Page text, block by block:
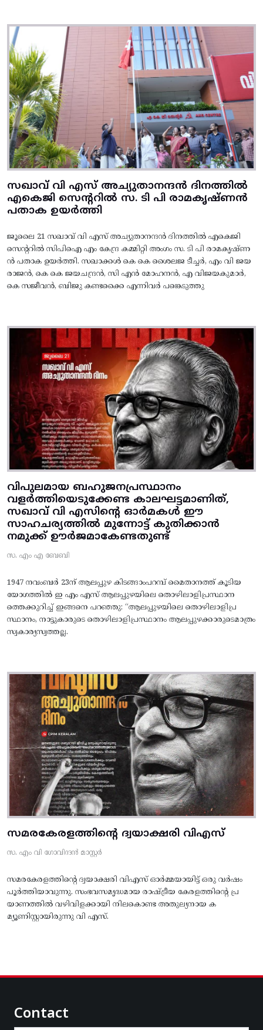
സഖാവ് വി എസ് അച്യുതാനന്ദൻ ദിനത്തിൽ
എകെജി സെന്ററിൽ സ. ടി പി രാമകൃഷ്‌ണൻ
പതാക ഉയർത്തി
ജൂലൈ 21 സഖാവ് വി എസ് അച്യുതാനന്ദൻ ദിനത്തിൽ എകെജി
സെന്ററിൽ സിപിഐ എം കേന്ദ്ര കമ്മിറ്റി അംഗം സ. ടി പി രാമകൃഷ്‌ണ
ൻ പതാക ഉയർത്തി. സഖാക്കൾ കെ കെ ശൈലജ ടീച്ചർ, എം വി ജയ
രാജൻ, കെ കെ ജയചന്ദ്രൻ, സി എൻ മോഹനൻ, എ വിജയകുമാർ,
കെ സജീവൻ, ബിജു കണ്ടക്കൈ എന്നിവർ പങ്കെടുത്തു
വിപുലമായ ബഹുജനപ്രസ്ഥാനം
വളർത്തിയെടുക്കേണ്ട കാലഘട്ടമാണിത്,
സഖാവ് വി എസിന്റെ ഓർമകൾ ഈ
സാഹചര്യത്തിൽ മുന്നോട്ട്‌ കുതിക്കാൻ
നമുക്ക് ഊർജമാകേണ്ടതുണ്ട്
സ. എം എ ബേബി
1947 നവംബർ 23ന് ആലപ്പുഴ കിടങ്ങാംപറമ്പ്‌ മൈതാനത്ത്‌ കൂടിയ
യോഗത്തിൽ ഇ എം എസ് ആലപ്പുഴയിലെ തൊഴിലാളിപ്രസ്ഥാന
ത്തെക്കുറിച്ച് ഇങ്ങനെ പറഞ്ഞു: “ആലപ്പുഴയിലെ തൊഴിലാളിപ്ര
സ്ഥാനം, നാട്ടുകാരുടെ തൊഴിലാളിപ്രസ്ഥാനം ആലപ്പുഴക്കാരുടെമാത്രം
സ്വകാര്യസ്വത്തല്ല.
സമരകേരളത്തിൻ്റെ ദ്വയാക്ഷരി വിഎസ്
സ. എം വി ഗോവിന്ദൻ മാസ്റ്റർ
സമരകേരളത്തിൻ്റെ ദ്വയാക്ഷരി വിഎസ് ഓർമ്മയായിട്ട് ഒരു വർഷം
പൂർത്തിയാവുന്നു. സംഭവസമൃദ്ധമായ രാഷ്ട്രീയ കേരളത്തിന്റെ പ്ര
യാണത്തിൽ വഴിവിളക്കായി നിലകൊണ്ട അതുല്യനായ ക
മ്യൂണിസ്റ്റായിരുന്നു വി എസ്.
Contact